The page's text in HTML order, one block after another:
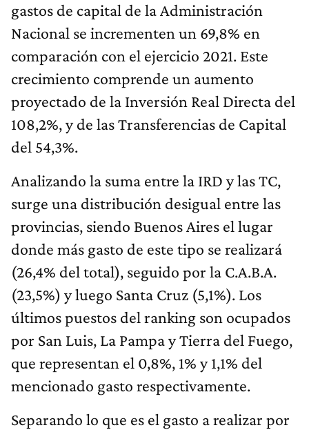
gastos de capital de la Administración
Nacional se incrementen un 69,8% en
comparación con el ejercicio 2021. Este
crecimiento comprende un aumento
proyectado de la Inversión Real Directa del
108,2%, y de las Transferencias de Capital
del 54,3%.
Analizando la suma entre la IRD y las TC,
surge una distribución desigual entre las
provincias, siendo Buenos Aires el lugar
donde más gasto de este tipo se realizará
(26,4% del total), seguido por la C.A.B.A.
(23,5%) y luego Santa Cruz (5,1%). Los
últimos puestos del ranking son ocupados
por San Luis, La Pampa y Tierra del Fuego,
que representan el 0,8%, 1% y 1,1% del
mencionado gasto respectivamente.
Separando lo que es el gasto a realizar por